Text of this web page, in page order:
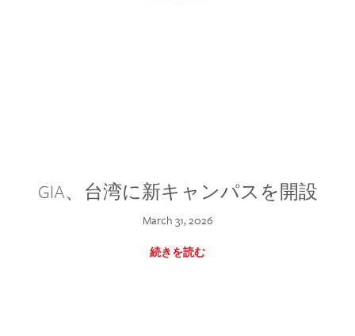
GIA、台湾に新キャンパスを開設
March 31, 2026
続きを読む